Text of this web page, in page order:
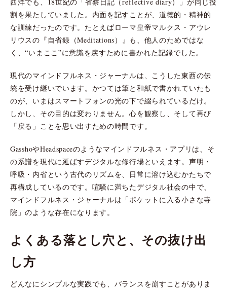
割を果たしていました。内面を記すことが、道徳的・精神的
な訓練だったのです。たとえばローマ皇帝マルクス・アウレ
リウスの『自省録（Meditations）』も、他人のためではな
く、“いまここ”に意識を戻すために書かれた記録でした。
現代のマインドフルネス・ジャーナルは、こうした東西の伝
統を受け継いでいます。かつては筆と和紙で書かれていたも
のが、いまはスマートフォンの光の下で綴られているだけ。
しかし、その目的は変わりません。心を観察し、そして再び
「戻る」ことを思い出すための時間です。
GasshoやHeadspaceのようなマインドフルネス・アプリは、そ
の系譜を現代に延ばすデジタルな修行場といえます。声明・
呼吸・内省という古代のリズムを、日常に溶け込むかたちで
再構成しているのです。喧騒に満ちたデジタル社会の中で、
マインドフルネス・ジャーナルは「ポケットに入る小さな寺
院」のような存在になります。
よくある落とし穴と、その抜け出
し方
どんなにシンプルな実践でも、バランスを崩すことがありま